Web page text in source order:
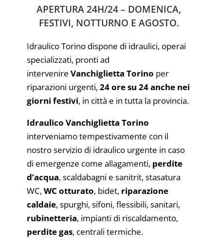
APERTURA 24H/24 – DOMENICA,
FESTIVI, NOTTURNO E AGOSTO.
Idraulico Torino dispone di idraulici, operai
specializzati, pronti ad
intervenire Vanchiglietta Torino per
riparazioni urgenti, 24 ore su 24 anche nei
giorni festivi, in città e in tutta la provincia.
Idraulico Vanchiglietta Torino
interveniamo tempestivamente con il
nostro servizio di idraulico urgente in caso
di emergenze come allagamenti, perdite
d’acqua, scaldabagni e sanitrit, stasatura
WC, WC otturato, bidet, riparazione
caldaie, spurghi, sifoni, flessibili, sanitari,
rubinetteria, impianti di riscaldamento,
perdite gas, centrali termiche.